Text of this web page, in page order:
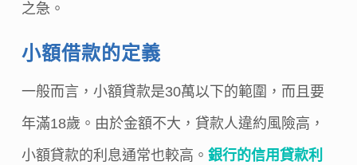
之急。
小額借款的定義
一般而言，小額貸款是30萬以下的範圍，而且要
年滿18歲。由於金額不大，貸款人違約風險高，
小額貸款的利息通常也較高。 銀行的信用貸款利